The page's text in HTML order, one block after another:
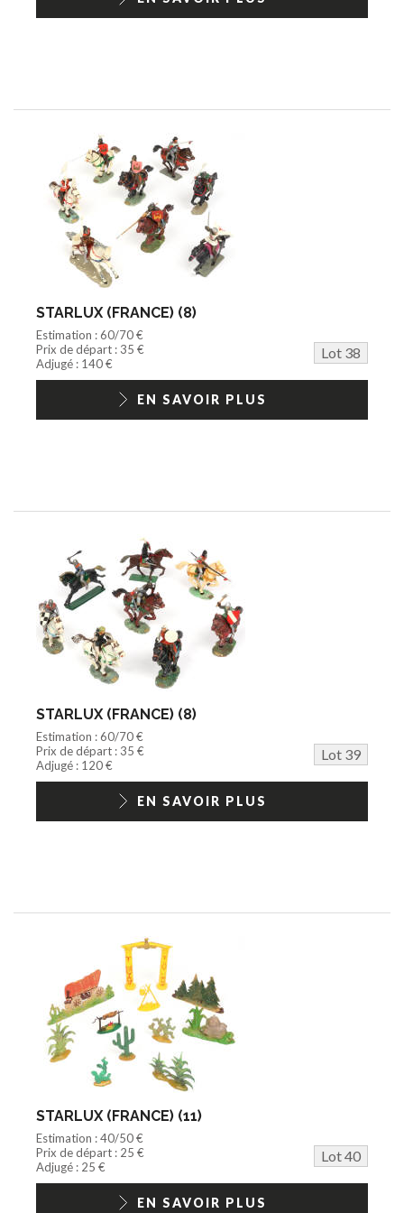
STARLUX (FRANCE) (8)
Estimation : 60/70 €
Prix de départ : 35 €
Lot 38
Adjugé : 140 €
EN SAVOIR PLUS
STARLUX (FRANCE) (8)
Estimation : 60/70 €
Prix de départ : 35 €
Lot 39
Adjugé : 120 €
EN SAVOIR PLUS
STARLUX (FRANCE) (11)
Estimation : 40/50 €
Prix de départ : 25 €
Lot 40
Adjugé : 25 €
EN SAVOIR PLUS